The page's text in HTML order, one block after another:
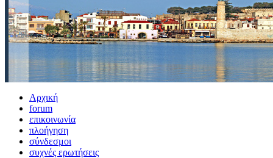
Αρχική
forum
επικοινωνία
πλοήγηση
σύνδεσμοι
συχνές ερωτήσεις